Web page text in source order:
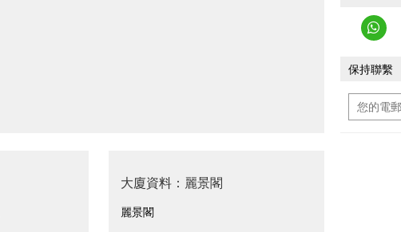
大廈資料：麗景閣
麗景閣
保持聯繫